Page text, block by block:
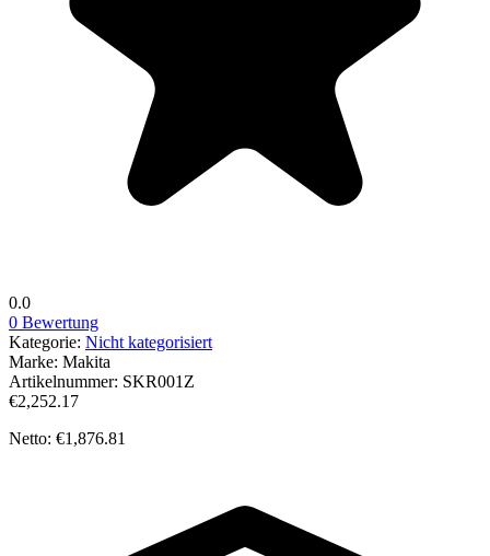
0.0
0 Bewertung
Kategorie: Nicht kategorisiert
Marke: Makita
Artikelnummer: SKR001Z
€2,252.17
Netto: €1,876.81